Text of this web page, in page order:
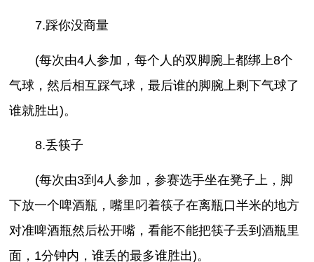
7.踩你没商量
(每次由4人参加，每个人的双脚腕上都绑上8个
气球，然后相互踩气球，最后谁的脚腕上剩下气球了
谁就胜出)。
8.丢筷子
(每次由3到4人参加，参赛选手坐在凳子上，脚
下放一个啤酒瓶，嘴里叼着筷子在离瓶口半米的地方
对准啤酒瓶然后松开嘴，看能不能把筷子丢到酒瓶里
面，1分钟内，谁丢的最多谁胜出)。